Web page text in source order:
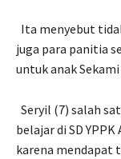
Ita menyebut
juga para panitia
untuk anak
Seryil (7) salah
belajar di SD
karena mendapat